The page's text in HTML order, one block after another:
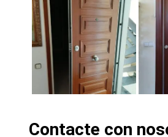
Contacte con